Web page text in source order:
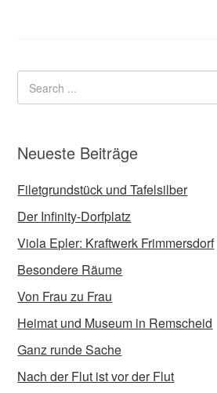
Neueste Beiträge
Filetgrundstück und Tafelsilber
Der Infinity-Dorfplatz
Viola Epler: Kraftwerk Frimmersdorf
Besondere Räume
Von Frau zu Frau
Heimat und Museum in Remscheid
Ganz runde Sache
Nach der Flut ist vor der Flut